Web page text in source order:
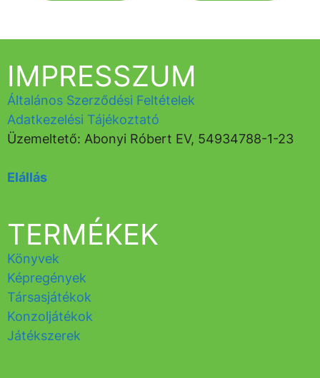
TERMÉKEK
Könyvek
Képregények
Társasjátékok
Konzoljátékok
Játékszerek
IMPRESSZUM
Általános Szerződési Feltételek
Adatkezelési Tájékoztató
Üzemeltető: Abonyi Róbert EV, 54934788-1-23
Elállás